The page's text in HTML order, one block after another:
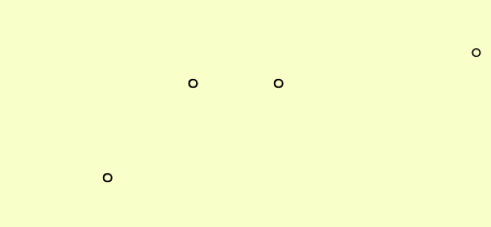
。 。 ゜ 。
。